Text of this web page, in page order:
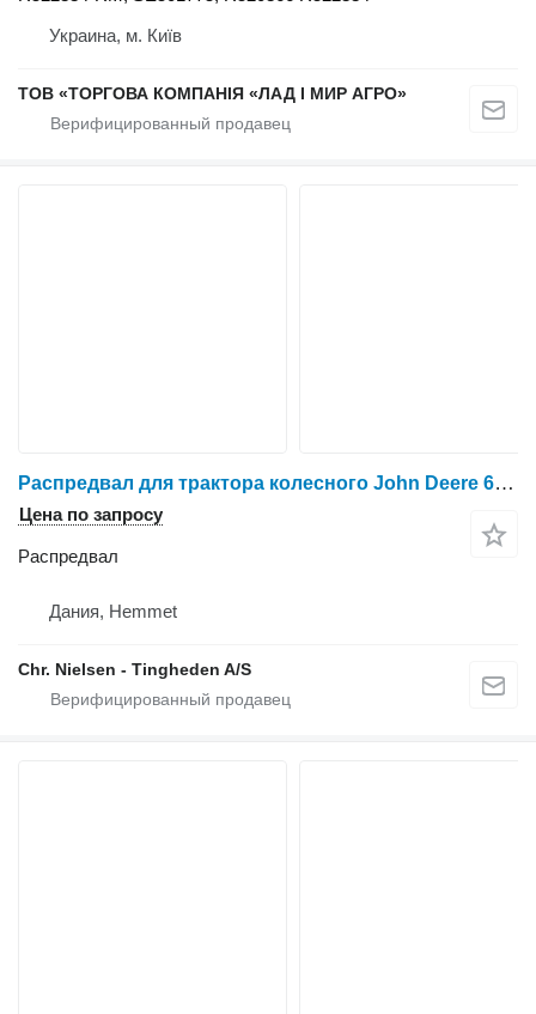
Украина, м. Київ
ТОВ «ТОРГОВА КОМПАНІЯ «ЛАД І МИР АГРО»
Распредвал для трактора колесного John Deere 6359
Цена по запросу
Распредвал
Дания, Hemmet
Chr. Nielsen - Tingheden A/S